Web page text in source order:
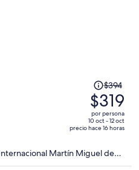
El
precio
era
de
$394
ahora
$394
$319
por persona
10 oct - 12 oct
precio hace 16 horas
Martín Miguel de